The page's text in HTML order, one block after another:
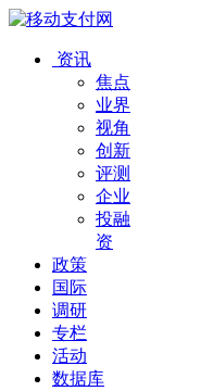
资讯
焦点
业界
视角
创新
评测
企业
投融
资
政策
国际
调研
专栏
活动
数据库